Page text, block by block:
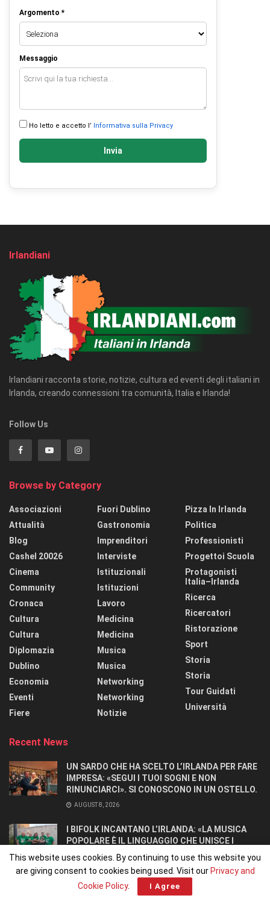
Argomento *
Messaggio
Ho letto e accetto l’ Informativa sulla Privacy
Invia
Irlandiani
Irlandiani racconta storie, notizie, cultura ed eventi degli italiani in
Irlanda, creando connessioni tra comunità, Italia e Irlanda!
Follow Us
Browse by Category
Associazioni
Attualità
Blog
Cashel 20026
Cinema
Community
Cronaca
Cultura
Cultura
Diplomazia
Dublino
Economia
Eventi
Fiere
Fuori Dublino
Gastronomia
Imprenditori
Interviste
Istituzionali
Istituzioni
Lavoro
Medicina
Medicina
Musica
Musica
Networking
Networking
Notizie
Pizza In Irlanda
Politica
Professionisti
Progettoi Scuola
Protagonisti
Italia–Irlanda
Ricerca
Ricercatori
Ristorazione
Sport
Storia
Storia
Tour Guidati
Università
Recent News
UN SARDO CHE HA SCELTO L’IRLANDA PER FARE
IMPRESA: «SEGUI I TUOI SOGNI E NON
RINUNCIARCI». SI CONOSCONO IN UN OSTELLO.
AUGUST 8, 2026
I BIFOLK INCANTANO L’IRLANDA: «LA MUSICA
POPOLARE È IL LINGUAGGIO CHE UNISCE I
POPOLI»
JULY 31, 2026
This website uses cookies. By continuing to use this website you
are giving consent to cookies being used. Visit our Privacy and
Cookie Policy. I Agree